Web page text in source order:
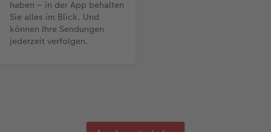
haben – in der App behalten
Sie alles im Blick. Und
können Ihre Sendungen
jederzeit verfolgen.